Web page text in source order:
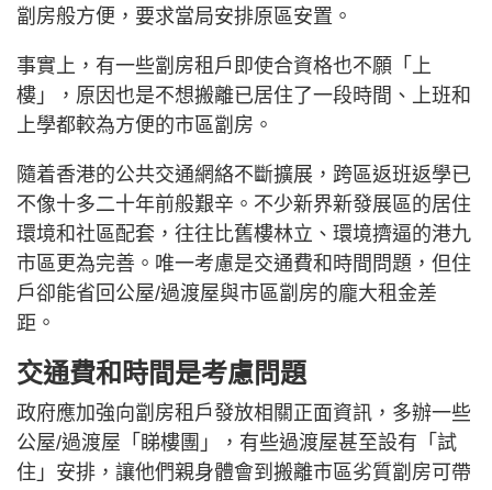
劏房般方便，要求當局安排原區安置。
事實上，有一些劏房租戶即使合資格也不願「上
樓」，原因也是不想搬離已居住了一段時間、上班和
上學都較為方便的市區劏房。
隨着香港的公共交通網絡不斷擴展，跨區返班返學已
不像十多二十年前般艱辛。不少新界新發展區的居住
環境和社區配套，往往比舊樓林立、環境擠逼的港九
市區更為完善。唯一考慮是交通費和時間問題，但住
戶卻能省回公屋/過渡屋與市區劏房的龐大租金差
距。
交通費和時間是考慮問題
政府應加強向劏房租戶發放相關正面資訊，多辦一些
公屋/過渡屋「睇樓團」，有些過渡屋甚至設有「試
住」安排，讓他們親身體會到搬離市區劣質劏房可帶